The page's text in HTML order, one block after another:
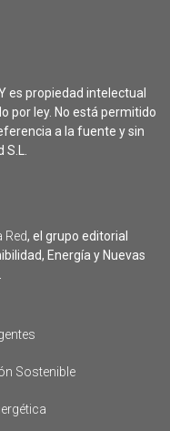
es propiedad intelectual
por ley. No está permitido
a la fuente y sin
Red, el grupo editorial
Energía y Nuevas
Sostenible